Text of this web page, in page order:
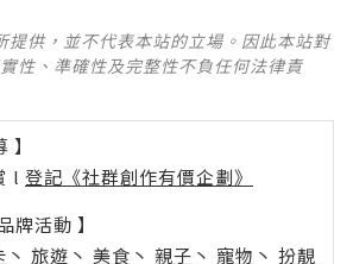
提供，並不代表本站的立場。因此本站對
性、準確性及完整性不負任何法律責
l 登記《社群創作有價企劃》
牌活動 】
丶 旅遊 丶 美食 丶 親子 丶 寵物 丶 扮靚